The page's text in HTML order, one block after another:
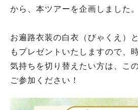
から、本ツアーを企画しました。
お遍路衣装の白衣（びゃくえ）
もプレゼントいたしますので、
気持ちを切り替えたい方は、こ
ご参加ください！